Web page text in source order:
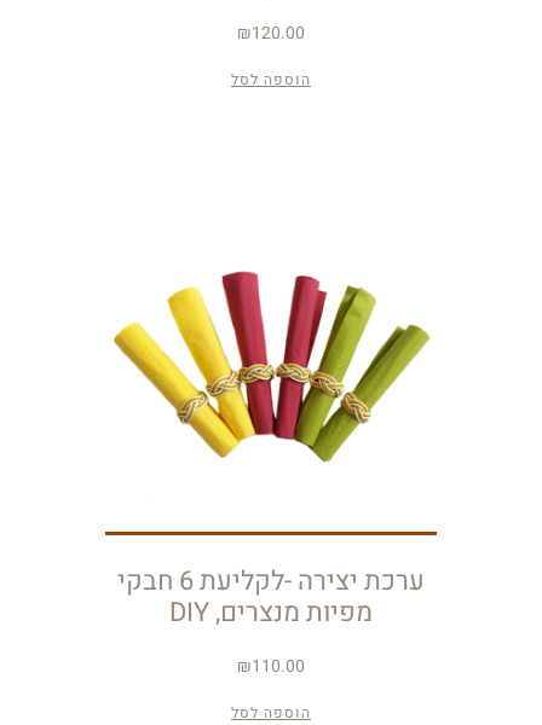
₪120.00
הוספה לסל
ערכת יצירה -לקליעת 6 חבקי
מפיות מנצרים, DIY
₪110.00
הוספה לסל